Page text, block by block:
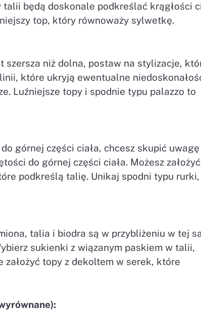
będą doskonale podkreślać krągłości
top, który równoważy sylwetkę.
szersza niż dolna, postaw na stylizacje,
które ukryją ewentualne
Luźniejsze topy i spodnie typu palazzo to
górnej części ciała, chcesz skupić uwagę
do górnej części ciała. Możesz założyć
podkreślą talię. Unikaj spodni typu rurki,
talia i biodra są w przybliżeniu w tej
sukienki z wiązanym paskiem w talii,
topy z dekoltem w serek, które